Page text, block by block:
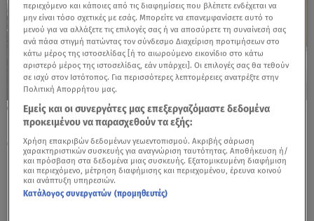
19.09.25, 20:43
Renault: Η εμβληματική έκθεση
αυτοκινήτων
περιεχόμενο και κάποιες από τις διαφημίσεις που βλέπετε ενδέχεται να
μην είναι τόσο σχετικές με εσάς. Μπορείτε να επανεμφανίσετε αυτό το
μενού για να αλλάξετε τις επιλογές σας ή να αποσύρετε τη συναίνεσή σας
ανά πάσα στιγμή πατώντας τον σύνδεσμο Διαχείριση προτιμήσεων στο
κάτω μέρος της ιστοσελίδας [ή το αιωρούμενο εικονίδιο στο κάτω
αριστερό μέρος της ιστοσελίδας, εάν υπάρχει]. Οι επιλογές σας θα τεθούν
σε ισχύ στον Ιστότοπος. Για περισσότερες λεπτομέρειες ανατρέξτε στην
Πολιτική Απορρήτου μας.
Εμείς και οι συνεργάτες μας επεξεργαζόμαστε δεδομένα
προκειμένου να παρασχεθούν τα εξής:
Χρήση επακριβών δεδομένων γεωεντοπισμού. Ακριβής σάρωση
χαρακτηριστικών συσκευής για αναγνώριση ταυτότητας. Αποθήκευση ή/
και πρόσβαση στα δεδομένα μιας συσκευής. Εξατομικευμένη διαφήμιση
και περιεχόμενο, μέτρηση διαφήμισης και περιεχομένου, έρευνα κοινού
και ανάπτυξη υπηρεσιών.
Κατάλογος συνεργατών (προμηθευτές)